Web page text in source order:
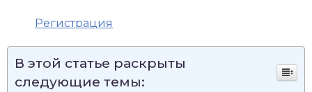
Регистрация
В этой статье раскрыты
следующие темы: